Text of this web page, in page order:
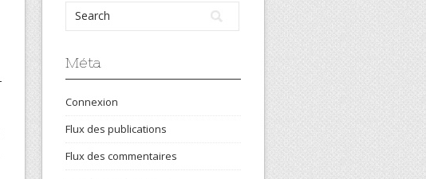
Méta
Connexion
Flux des publications
Flux des commentaires